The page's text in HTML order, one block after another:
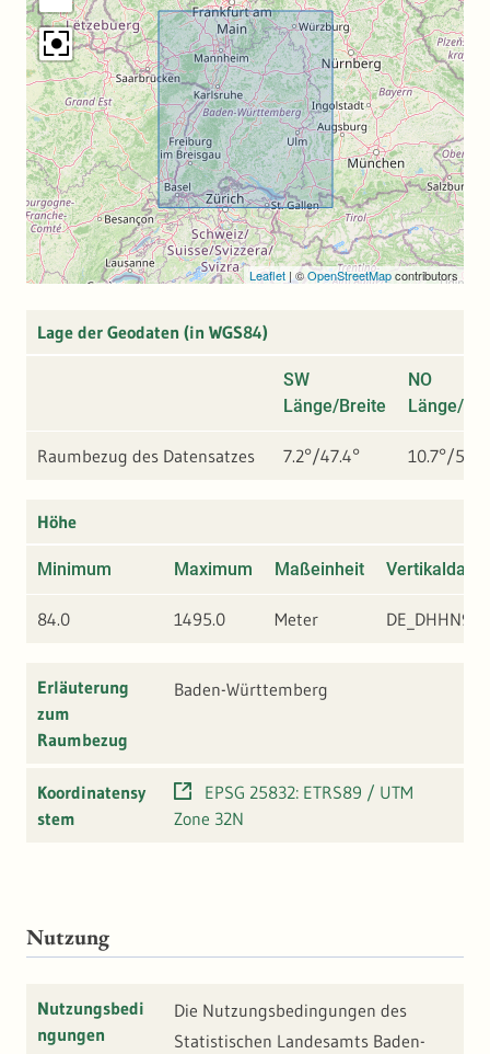
Leaflet |©OpenStreetMapcontributors
Lage der Geodaten (in WGS84)
SW
Länge/Breite
NO
Länge/
Raumbezug des Datensatzes 7.2°/47.4° 10.7°/50°
Höhe
Minimum Maximum Maßeinheit
84.0 1495.0 Meter
Erläuterung
zum
Raumbezug
Baden-Württemberg
Koordinatensy
stem
EPSG 25832: ETRS89 / UTM
Zone 32N
Nutzung
Nutzungsbedi
ngungen
Die Nutzungsbedingungen des
Statistischen Landesamts Baden-